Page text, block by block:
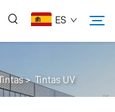
ES
>Tintas UV